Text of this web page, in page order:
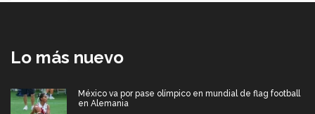
Lo más nuevo
México va por pase olímpico en mundial de flag football
en Alemania